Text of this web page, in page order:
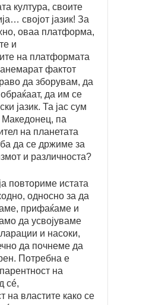
култура, своите
својот јазик! За
оваа платформа,
и
на платформата
фактот
да зборувам, да
да им се
јазик. Та јас сум
па
на планетата
да се држиме за
и различноста?
повториме истата
односно за да
прифаќаме и
да усвојуваме
и насоки,
да почнеме да
Потребна е
на
сé,
на властите како се